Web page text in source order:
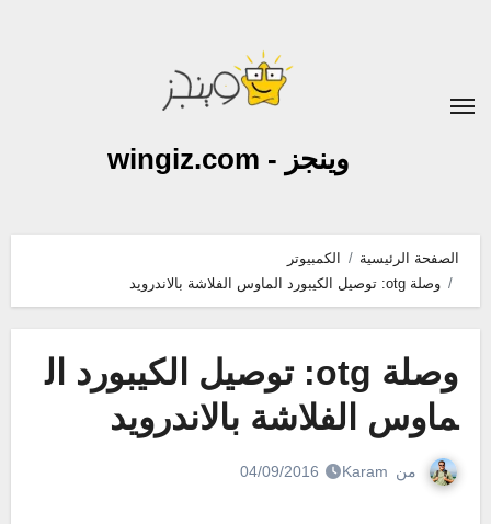
وينجز - wingiz.com
الصفحة الرئيسية
الكمبيوتر
وصلة otg: توصيل الكيبورد الماوس الفلاشة بالاندرويد
وصلة otg: توصيل الكيبورد ال
ماوس الفلاشة بالاندرويد
من Karam
04/09/2016